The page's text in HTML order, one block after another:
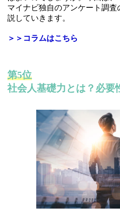
マイナビ独自のアンケート調
説していきます。
＞＞コラムはこちら
第5位
社会人基礎力とは？必要